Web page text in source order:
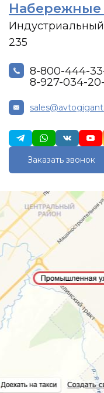
235
8-800-444-
8-927-034-
Заказать звонок